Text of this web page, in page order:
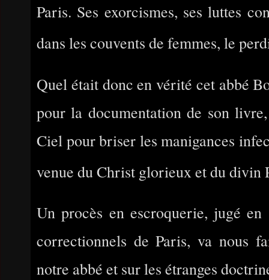
Paris. Ses exorcismes, ses luttes
dans les couvents de femmes, le
Quel était donc en vérité cet abbé
pour la documentation de son
Ciel pour briser les manigances
venue du Christ glorieux et du divin
Un procès en escroquerie, jugé
correctionnels de Paris, va nous
notre abbé et sur les étranges